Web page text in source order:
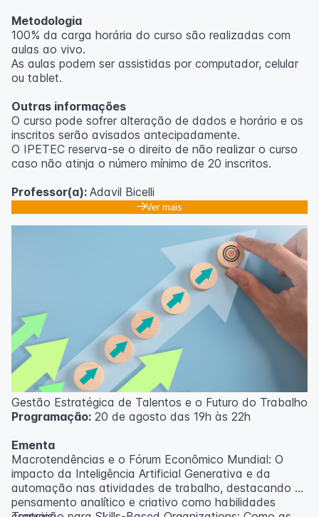
Metodologia
100% da carga horária do curso são realizadas com
aulas ao vivo.
As aulas podem ser assistidas por computador, celular
ou tablet.
Outras informações
O curso pode sofrer alteração de dados e horário e os
inscritos serão avisados ​​antecipadamente.
O IPETEC reserva-se o direito de não realizar o curso
caso não atinja o número mínimo de 20 inscritos.
Professor(a): Adavil Bicelli
Ver mais
Gestão Estratégica de Talentos e o Futuro do Trabalho
Programação: 20 de agosto das 19h às 22h
Ementa
Macrotendências e o Fórum Econômico Mundial: O
impacto da Inteligência Artificial Generativa e da
automação nas atividades de trabalho, destacando o
pensamento analítico e criativo como habilidades